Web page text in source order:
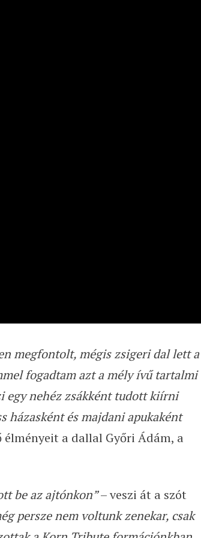
megfontolt, mégis zsigeri dal lett a
fogadtam azt a mély ívű tartalmi
egy nehéz zsákként tudott kiírni
házasként és majdani apukaként
a dallal Győri Ádám, a
be az ajtónkon”– veszi át a szót
persze nem voltunk zenekar, csak